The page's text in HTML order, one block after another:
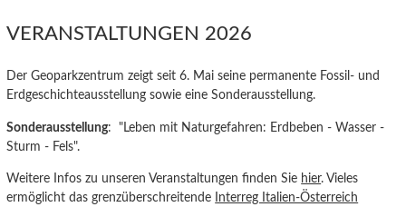
VERANSTALTUNGEN 2026
Der Geoparkzentrum zeigt seit 6. Mai seine permanente Fossil- und
Erdgeschichteausstellung sowie eine Sonderausstellung.
Sonderausstellung: "Leben mit Naturgefahren: Erdbeben - Wasser -
Sturm - Fels".
Weitere Infos zu unseren Veranstaltungen finden Sie hier. Vieles
ermöglicht das grenzüberschreitende Interreg Italien-Österreich